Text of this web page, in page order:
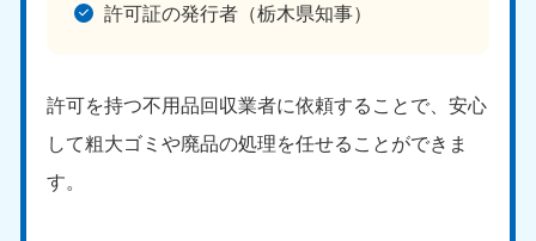
許可証の発行者（栃木県知事）
許可を持つ不用品回収業者に依頼することで、安心
して粗大ゴミや廃品の処理を任せることができま
す。